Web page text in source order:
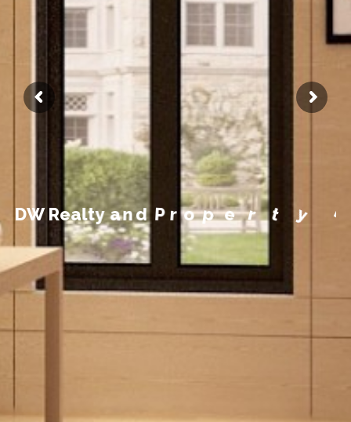
DW Realtyand Pr oper t y M a